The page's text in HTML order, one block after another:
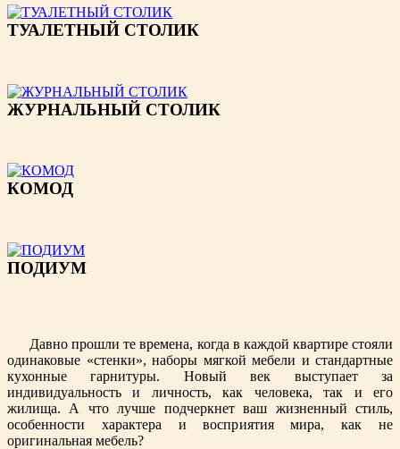
ТУАЛЕТНЫЙ СТОЛИК
ЖУРНАЛЬНЫЙ СТОЛИК
КОМОД
ПОДИУМ
Давно прошли те времена, когда в каждой квартире стояли
одинаковые «стенки», наборы мягкой мебели и стандартные
кухонные гарнитуры. Новый век выступает за
индивидуальность и личность, как человека, так и его
жилища. А что лучше подчеркнет ваш жизненный стиль,
особенности характера и восприятия мира, как не
оригинальная мебель?